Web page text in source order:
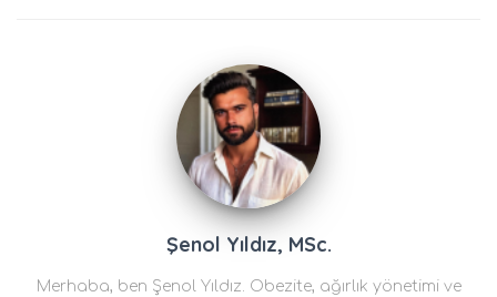
Şenol Yıldız, MSc.
Merhaba, ben Şenol Yıldız. Obezite, ağırlık yönetimi ve